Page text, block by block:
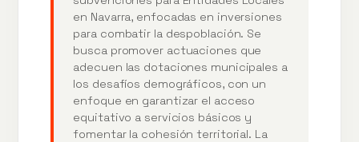
en Navarra, enfocadas en inversiones
para combatir la despoblación. Se
busca promover actuaciones que
adecuen las dotaciones municipales a
los desafíos demográficos, con un
enfoque en garantizar el acceso
equitativo a servicios básicos y
fomentar la cohesión territorial. La